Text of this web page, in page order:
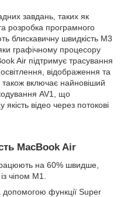
завдань, таких як
розробка програмного
блискавичну швидкість M3
графічному процесору
Air підтримує трасування
відображення та
також включає найновіший
AV1, що
відео через потокові
MacBook Air
на 60% швидше,
чіпом M1.
функції Super